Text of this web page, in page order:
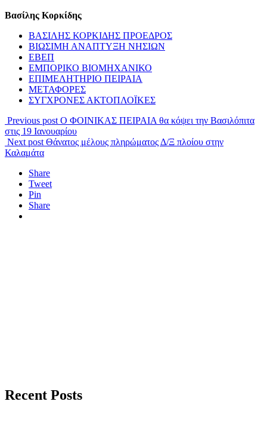
Βασίλης Κορκίδης
ΒΑΣΙΛΗΣ ΚΟΡΚΙΔΗΣ ΠΡΟΕΔΡΟΣ
ΒΙΩΣΙΜΗ ΑΝΑΠΤΥΞΗ ΝΗΣΙΩΝ
ΕΒΕΠ
ΕΜΠΟΡΙΚΟ ΒΙΟΜΗΧΑΝΙΚΟ
ΕΠΙΜΕΛΗΤΗΡΙΟ ΠΕΙΡΑΙΑ
ΜΕΤΑΦΟΡΕΣ
ΣΥΓΧΡΟΝΕΣ ΑΚΤΟΠΛΟΪΚΕΣ
Previous post Ο ΦΟΙΝΙΚΑΣ ΠΕΙΡΑΙΑ θα κόψει την Βασιλόπιτα
στις 19 Ιανουαρίου
Next post Θάνατος μέλους πληρώματος Δ/Ξ πλοίου στην
Καλαμάτα
Share
Tweet
Pin
Share
Recent Posts